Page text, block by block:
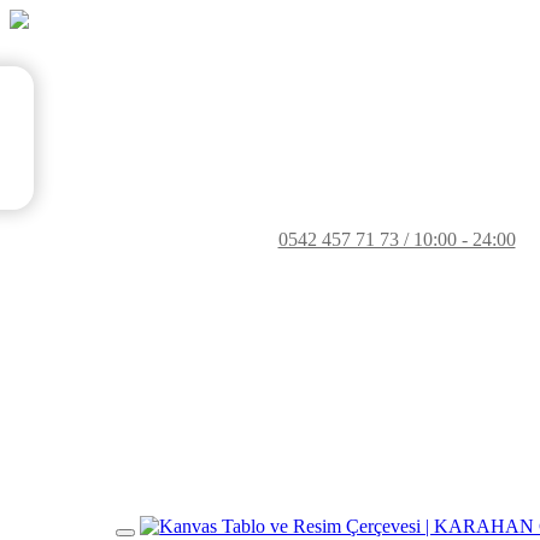
0542 457 71 73 / 10:00 - 24:00